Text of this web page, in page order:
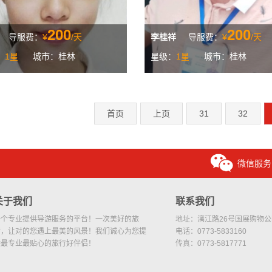
导服费：¥200/天
1星 城市：桂林
李桂祥 导服费： ¥200/天
星级： 1星 城市：桂林
首页 上页 31 32
微信服务
于我们
专业提供导游服务的平台！一次美好的旅
让对的您遇上最美的风景！我们诚心为您提
专业最贴心的旅行好伴侣！
联系我们
地址：漓江路26号国展购物
电话：0773-5833160
传真：0773-5817771